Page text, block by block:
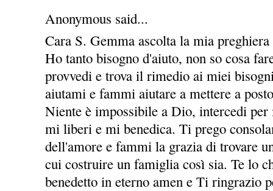
Anonymous said...
Cara S. Gemma ascolta la mia
Ho tanto bisogno d'aiuto, non so cosa
provvedi e trova il rimedio ai miei
aiutami e fammi aiutare a mettere a
Niente è impossibile a Dio, intercedi per
mi liberi e mi benedica. Ti prego
dell'amore e fammi la grazia di trovare
cui costruire un famiglia così sia. Te lo
benedetto in eterno amen e Ti ringrazio